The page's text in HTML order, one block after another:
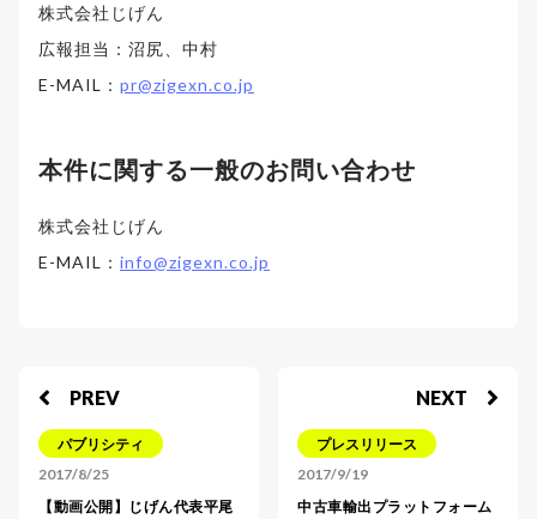
株式会社じげん
広報担当：沼尻、中村
E-MAIL： pr@zigexn.co.jp
本件に関する一般のお問い合わせ
株式会社じげん
E-MAIL： info@zigexn.co.jp
PREV
パブリシティ
2017/8/25
【動画公開】じげん代表平尾
NEXT
プレスリリース
2017/9/19
中古車輸出プラットフォーム